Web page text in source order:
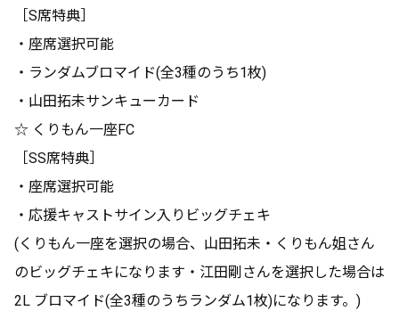
［S席特典］
・座席選択可能
・ランダムブロマイド(全3種のうち1枚)
・山田拓未サンキューカード
☆ くりもん一座FC
［SS席特典］
・座席選択可能
・応援キャストサイン入りビッグチェキ
(くりもん一座を選択の場合、山田拓未・くりもん姐さん
のビッグチェキになります・江田剛さんを選択した場合は
2L ブロマイド(全3種のうちランダム1枚)になります。)